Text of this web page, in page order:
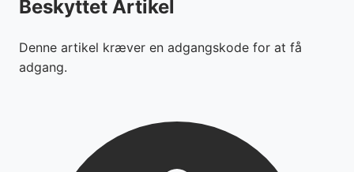
Beskyttet Artikel
Denne artikel kræver en adgangskode for at få
adgang.